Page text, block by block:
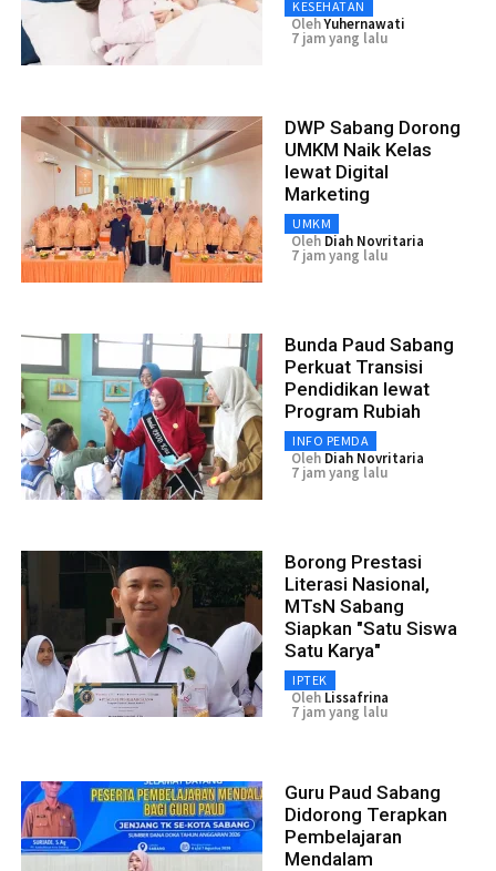
KESEHATAN
OlehYuhernawati
7 jam yang lalu
DWP Sabang Dorong
UMKM Naik Kelas
lewat Digital
Marketing
UMKM
Oleh Diah Novritaria
7 jam yang lalu
Bunda Paud Sabang
Perkuat Transisi
Pendidikan lewat
Program Rubiah
INFO PEMDA
Oleh Diah Novritaria
7 jam yang lalu
Borong Prestasi
Literasi Nasional,
MTsN Sabang
Siapkan "Satu Siswa
Satu Karya"
IPTEK
Oleh Lissafrina
7 jam yang lalu
Guru Paud Sabang
Didorong Terapkan
Pembelajaran
Mendalam